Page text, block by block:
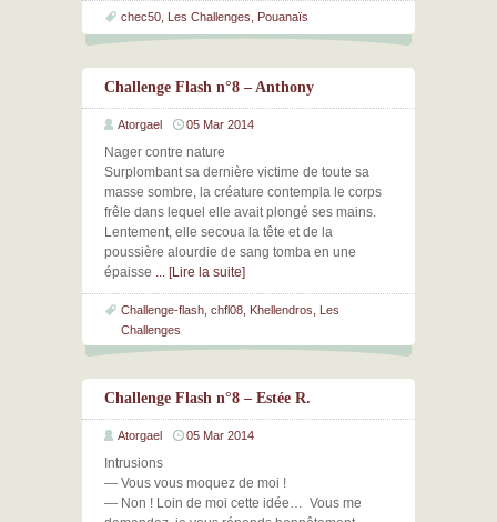
chec50 Les Challenges Pouanaïs
Challenge Flash n°8 – Anthony
Atorgael 05 Mar 2014
Nager contre nature
Surplombant sa dernière victime de toute sa
masse sombre, la créature contempla le corps
frêle dans lequel elle avait plongé ses mains.
Lentement, elle secoua la tête et de la
poussière alourdie de sang tomba en une
épaisse ... [Lire la suite]
Challenge-flash chfl08 Khellendros
Les
Challenges
Challenge Flash n°8 – Estée R.
Atorgael 05 Mar 2014
Intrusions
— Vous vous moquez de moi !
— Non ! Loin de moi cette idée… Vous me